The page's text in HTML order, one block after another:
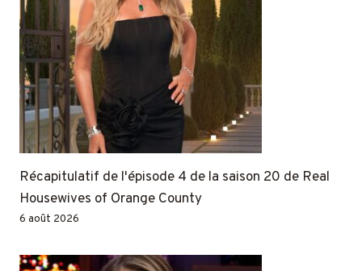
Récapitulatif de l'épisode 4 de la saison 20 de Real
Housewives of Orange County
6 août 2026